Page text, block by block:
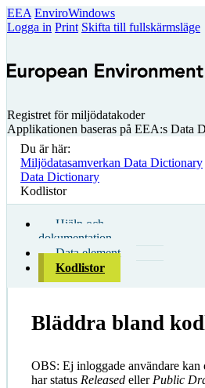
EEA EnviroWindows
Logga in Print Skifta till fullskärmsläge
Registret för miljödatakoder
Applikationen baseras på EEA:s Data
Du är här:
Miljödatasamverkan Data Dictionary
Data Dictionary
Kodlistor
Hjälp och
dokumentation
Data element
Kodlistor
Bläddra bland
OBS: Ej inloggade användare kan
har status Released eller Public